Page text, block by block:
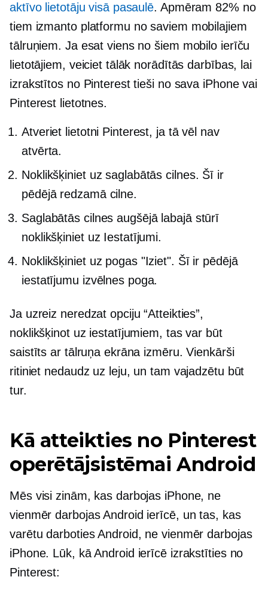
aktīvo lietotāju visā pasaulē. Apmēram 82% no
tiem izmanto platformu no saviem mobilajiem
tālruņiem. Ja esat viens no šiem mobilo ierīču
lietotājiem, veiciet tālāk norādītās darbības, lai
izrakstītos no Pinterest tieši no sava iPhone vai
Pinterest lietotnes.
Atveriet lietotni Pinterest, ja tā vēl nav
atvērta.
Noklikšķiniet uz saglabātās cilnes. Šī ir
pēdējā redzamā cilne.
Saglabātās cilnes augšējā labajā stūrī
noklikšķiniet uz Iestatījumi.
Noklikšķiniet uz pogas "Iziet". Šī ir pēdējā
iestatījumu izvēlnes poga.
Ja uzreiz neredzat opciju “Atteikties”,
noklikšķinot uz iestatījumiem, tas var būt
saistīts ar tālruņa ekrāna izmēru. Vienkārši
ritiniet nedaudz uz leju, un tam vajadzētu būt
tur.
Kā atteikties no Pinterest
operētājsistēmai Android
Mēs visi zinām, kas darbojas iPhone, ne
vienmēr darbojas Android ierīcē, un tas, kas
varētu darboties Android, ne vienmēr darbojas
iPhone. Lūk, kā Android ierīcē izrakstīties no
Pinterest: